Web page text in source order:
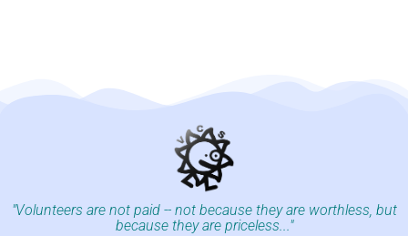
"Volunteers are not paid -- not because they are worthless, but
because they are priceless..."